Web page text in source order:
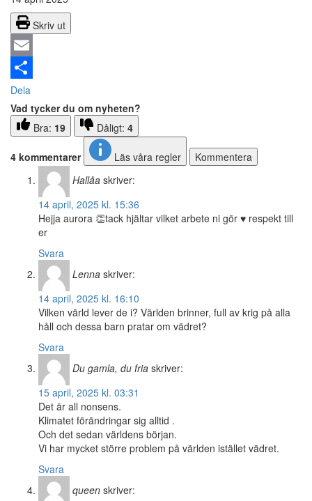
Skriv ut
Email
Dela
Vad tycker du om nyheten?
Bra: 19 Dåligt: 4
4 kommentarer Läs våra regler
Kommentera
Hallåa skriver:
14 april, 2025 kl. 15:36
Hejja aurora 👏tack hjältar vilket arbete ni gör ♥️ respekt till
er
Svara
Lenna skriver:
14 april, 2025 kl. 16:10
Vilken värld lever de i? Världen brinner, full av krig på alla
håll och dessa barn pratar om vädret?
Svara
Du gamla, du fria skriver:
15 april, 2025 kl. 03:31
Det är all nonsens.
Klimatet förändringar sig alltid .
Och det sedan världens början.
Vi har mycket större problem på världen istället vädret.
Svara
queen skriver: